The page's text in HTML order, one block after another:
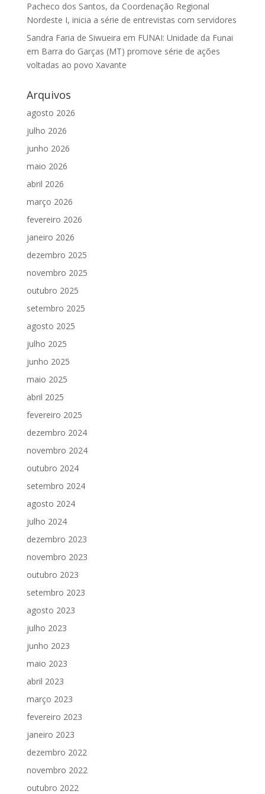
Pacheco dos Santos, da Coordenação Regional
Nordeste I, inicia a série de entrevistas com servidores
Sandra Faria de Siwueira em FUNAI: Unidade da Funai
em Barra do Garças (MT) promove série de ações
voltadas ao povo Xavante
Arquivos
agosto 2026
julho 2026
junho 2026
maio 2026
abril 2026
março 2026
fevereiro 2026
janeiro 2026
dezembro 2025
novembro 2025
outubro 2025
setembro 2025
agosto 2025
julho 2025
junho 2025
maio 2025
abril 2025
fevereiro 2025
dezembro 2024
novembro 2024
outubro 2024
setembro 2024
agosto 2024
julho 2024
dezembro 2023
novembro 2023
outubro 2023
setembro 2023
agosto 2023
julho 2023
junho 2023
maio 2023
abril 2023
março 2023
fevereiro 2023
janeiro 2023
dezembro 2022
novembro 2022
outubro 2022